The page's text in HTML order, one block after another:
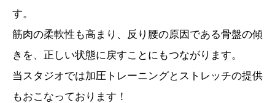
す。
筋肉の柔軟性も高まり、反り腰の原因である骨盤の傾
きを、正しい状態に戻すことにもつながります。
当スタジオでは加圧トレーニングとストレッチの提供
もおこなっております！